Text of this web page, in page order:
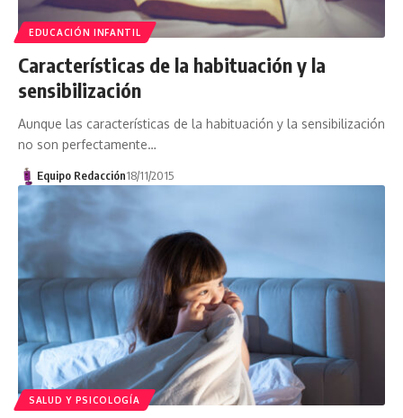
EDUCACIÓN INFANTIL
Características de la habituación y la
sensibilización
Aunque las características de la habituación y la sensibilización
no son perfectamente…
Equipo Redacción18/11/2015
SALUD Y PSICOLOGÍA